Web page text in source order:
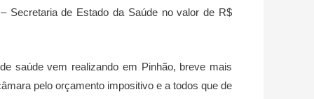
Secretaria de Estado da Saúde no valor de R$
saúde vem realizando em Pinhão, breve mais
pelo orçamento impositivo e a todos que de